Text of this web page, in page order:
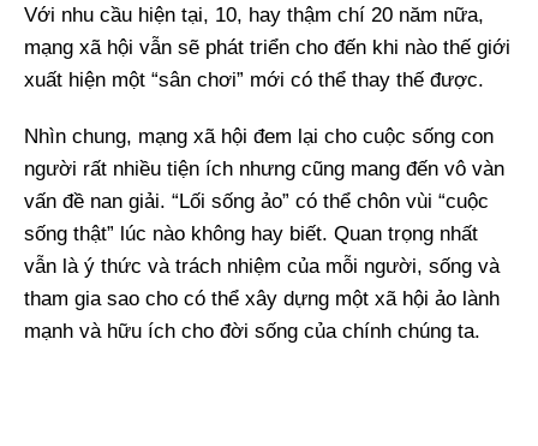
Với nhu cầu hiện tại, 10, hay thậm chí 20 năm nữa,
mạng xã hội vẫn sẽ phát triển cho đến khi nào thế giới
xuất hiện một “sân chơi” mới có thể thay thế được.
Nhìn chung, mạng xã hội đem lại cho cuộc sống con
người rất nhiều tiện ích nhưng cũng mang đến vô vàn
vấn đề nan giải. “Lối sống ảo” có thể chôn vùi “cuộc
sống thật” lúc nào không hay biết. Quan trọng nhất
vẫn là ý thức và trách nhiệm của mỗi người, sống và
tham gia sao cho có thể xây dựng một xã hội ảo lành
mạnh và hữu ích cho đời sống của chính chúng ta.